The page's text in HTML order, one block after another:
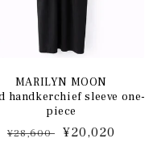
MARILYN MOON
handkerchief sleeve one-
piece
通
常
¥28,600
セ
ー
¥20,020